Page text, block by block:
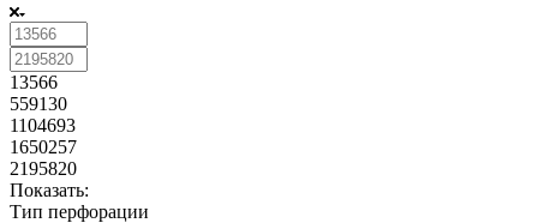
13566
559130
1104693
1650257
2195820
Показать:
Тип перфорации